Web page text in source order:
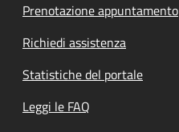
Prenotazione appuntamento
Richiedi assistenza
Statistiche del portale
Leggi le FAQ